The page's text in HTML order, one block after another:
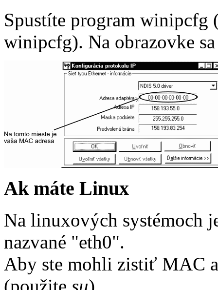
Spustíte program
winipcfg). Na obrazovke
Ak máte Linux
Na linuxových systémoch
nazvané "eth0".
Aby ste mohli zistiť MAC